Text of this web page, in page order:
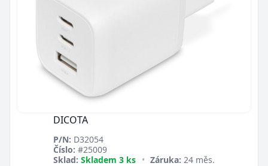
DICOTA
P/N: D32054
Číslo: #25009
Sklad: Skladem 3 ks • Záruka: 24 měs.